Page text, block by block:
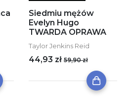
Siedmiu mężów
Evelyn Hugo
TWARDA OPRAWA
Taylor Jenkins Reid
44,93 zł 59,90 zł